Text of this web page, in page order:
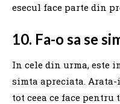
esecul face parte din
10. Fa-o sa se
In cele din urma, este
simta apreciata.
tot ceea ce face pentru